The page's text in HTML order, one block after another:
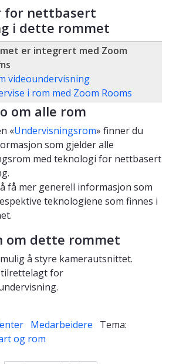
for nettbasert
i dette rommet
er integrert med Zoom
videoundervisning
i rom med Zoom Rooms
om alle rom
«Undervisningsrom» finner du
som gjelder alle
med teknologi for nettbasert
få mer generell informasjon som
teknologiene som finnes i
om dette rommet
å styre kamerautsnittet.
tilrettelagt for
Medarbeidere
Tema:
og rom